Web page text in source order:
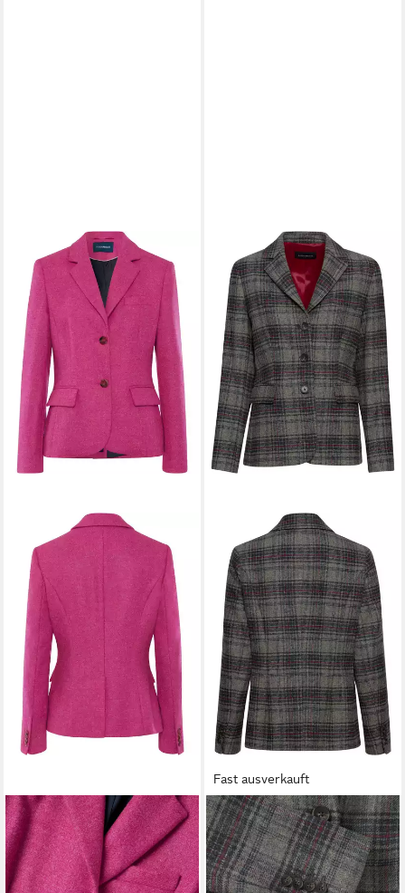
HIGHMOORJackenblazer
Tweed-Blazer
349,99 €
Fast ausverkauft
HIGHMOORJackenblazer
Karoblazer
179,99 € 369,99 €
-51%